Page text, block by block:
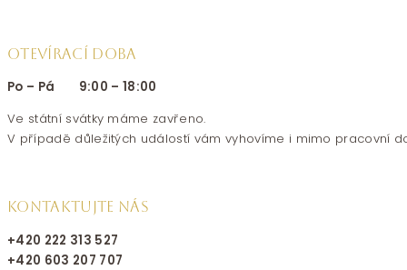
OTEVÍRACÍ DOBA
Po – Pá 9:00 – 18:00
Ve státní svátky máme zavřeno.
V případě důležitých událostí vám vyhovíme i mimo pracovní
KONTAKTUJTE NÁS
+420 222 313 527
+420 603 207 707